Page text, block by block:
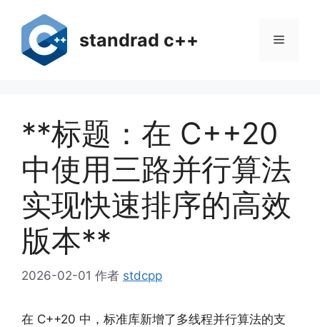
standrad c++ 菜
**标题：在 C++20
中使用三路并行算法
实现快速排序的高效
版本**
2026-02-01 作者 stdcpp
在 C++20 中，标准库新增了多线程并行算法的支